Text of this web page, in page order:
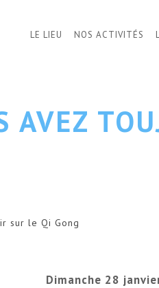
LE LIEU NOS ACTIVITÉS
AVEZ
sur le Qi Gong
Dimanche 28